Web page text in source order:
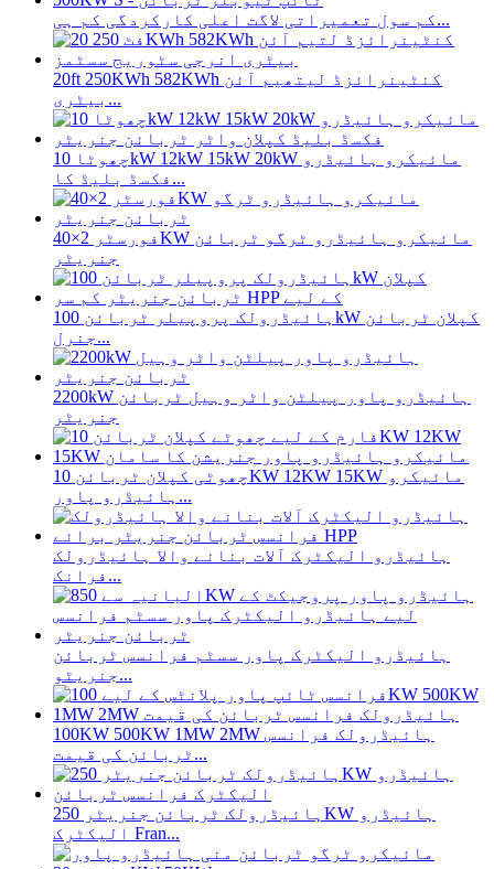
کم سول تعمیراتی لاگت اعلی کارکردگی کم ہی...
20ft 250KWh 582KWh کنٹینرائزڈ لیتھیم آئن
بیٹری...
چھوٹا 10kW 12kW 15kW 20kW مائیکرو ہائیڈرو
فکسڈ بلیڈ کا...
فورسٹر 2×40KW مائیکرو ہائیڈرو ٹرگو ٹربائن
جنریٹر
ہائیڈرولک پروپیلر ٹربائن 100kW کپلان ٹربائن
جنرل...
2200kW ہائیڈرو پاور پیلٹن واٹر وہیل ٹربائن
جنریٹر
چھوٹی کپلان ٹربائن 10KW 12KW 15KW مائیکرو
ہائیڈرو پاور...
ہائیڈرو الیکٹرک آلات بنانے والا ہائیڈرولک
فرانک...
ہائیڈرو الیکٹرک پاور سسٹم فرانسس ٹربائن
جنریٹو...
100KW 500KW 1MW 2MW ہائیڈرولک فرانسس
ٹربائن کی قیمت...
ہائیڈرولک ٹربائن جنریٹر 250KW ہائیڈرو
الیکٹرک Fran...